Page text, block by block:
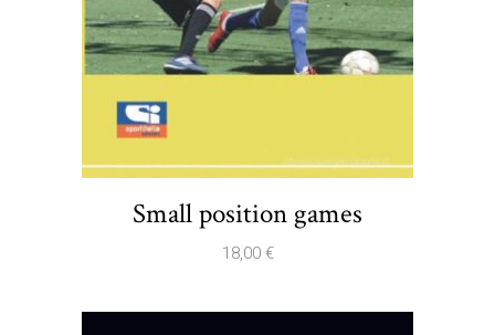
Small position games
18,00 €